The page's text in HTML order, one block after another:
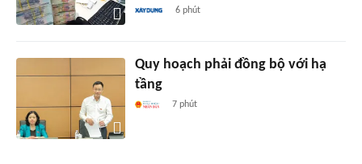
6 phút
Quy hoạch phải đồng bộ với hạ
tầng
7 phút